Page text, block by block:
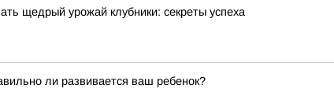
щедрый урожай клубники: секреты успеха
ли развивается ваш ребенок?